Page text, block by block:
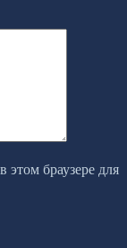
этом браузере для